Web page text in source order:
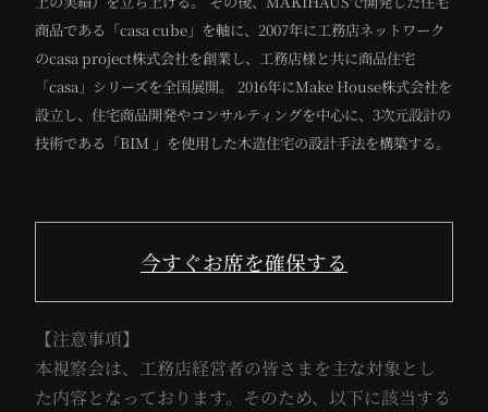
商品である「casa cube」を軸に、2007年に工務店ネットワーク
のcasa project株式会社を創業し、工務店様と共に商品住宅
「casa」シリーズを全国展開。
2016年にMake House株式会社を
設立し、住宅商品開発やコンサルティングを中心に、3次元設計の
技術である「BIM 」を使用した木造住宅の設計手法を構築する。
今すぐお席を確保する
【注意事項】
本視察会は、工務店経営者の皆さまを主な対象とし
た内容となっております。そのため、以下に該当する